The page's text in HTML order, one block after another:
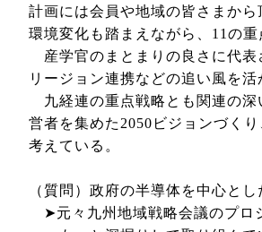
計画には会員や地域の皆さまか
環境変化も踏まえながら、11の
産学官のまとまりの良さに代表
リージョン連携などの追い風を
九経連の重点戦略とも関連の深
営者を集めた2050ビジョンづく
考えている。
（質問）政府の半導体を中心と
➤元々九州地域戦略会議のプロ